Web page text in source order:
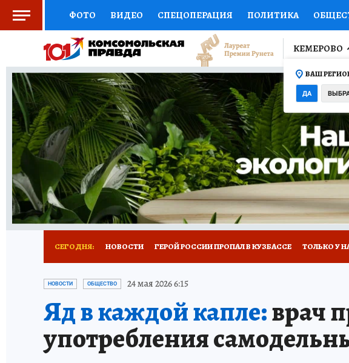
ФОТО ВИДЕО СПЕЦОПЕРАЦИЯ ПОЛИТИКА
СОЦПОДДЕРЖКА НАУКА СПОРТ КОЛУМНИСТЫ
ВЫБОР ЭКСПЕРТОВ ДОКТОР ФИНАНСЫ
КНИЖНАЯ ПОЛКА ПРОГНОЗЫ НА СПОРТ ПРОМОКОДЫ
ПРЕСС-ЦЕНТР НЕДВИЖИМОСТЬ ТЕЛЕВИЗОР
РЕКЛАМА ТЕСТЫ НОВОЕ НА САЙТЕ
КЕМЕРОВО
ВАШ
ДА
СЕГОДНЯ: НОВОСТИ ГЕРОЙ РОССИИ ПРОПАЛ В КУЗБАССЕ ТОЛЬКО У
ЗАПОВЕДНАЯ РОССИЯ
НОВОСТИ ОБЩЕСТВО 24 мая 2026 6:15
Яд в каждой капле:врач
употребления